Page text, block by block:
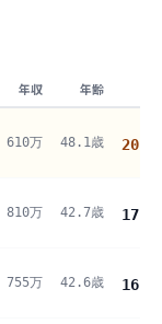
年収 年齢
610万 48.1歳 20.1
810万 42.7歳 17.5
755万 42.6歳 16.4